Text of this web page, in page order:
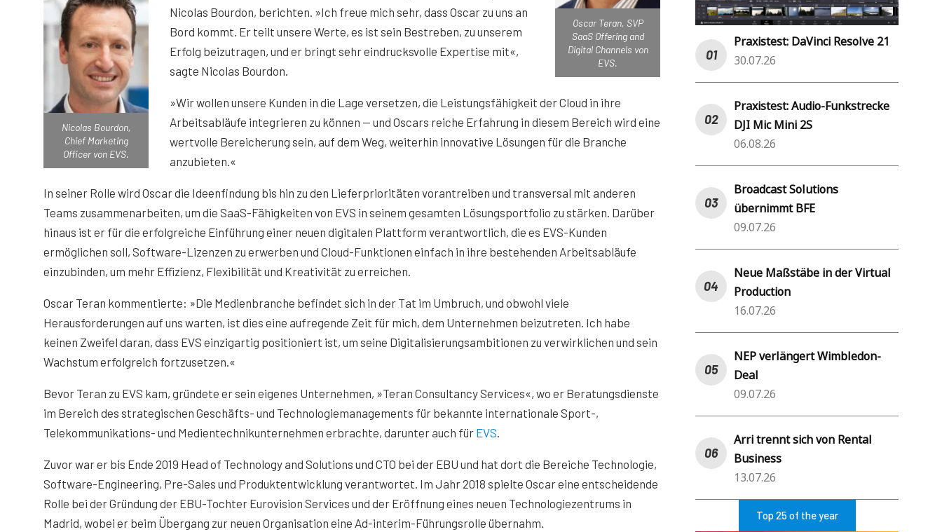
Oscar Teran, SVP
SaaS Offering and
Digital Channels von
EVS.
Nicolas Bourdon,
Chief Marketing
Officer von EVS.
Nicolas Bourdon, berichten. »Ich freue mich sehr, dass Oscar zu uns an
Bord kommt. Er teilt unsere Werte, es ist sein Bestreben, zu unserem
Erfolg beizutragen, und er bringt sehr eindrucksvolle Expertise mit«,
sagte Nicolas Bourdon.
»Wir wollen unsere Kunden in die Lage versetzen, die Leistungsfähigkeit der Cloud in ihre
Arbeitsabläufe integrieren zu können — und Oscars reiche Erfahrung in diesem Bereich wird eine
wertvolle Bereicherung sein, auf dem Weg, weiterhin innovative Lösungen für die Branche
anzubieten.«
In seiner Rolle wird Oscar die Ideenfindung bis hin zu den Lieferprioritäten vorantreiben und transversal mit anderen
Teams zusammenarbeiten, um die SaaS-Fähigkeiten von EVS in seinem gesamten Lösungsportfolio zu stärken. Darüber
hinaus ist er für die erfolgreiche Einführung einer neuen digitalen Plattform verantwortlich, die es EVS-Kunden
ermöglichen soll, Software-Lizenzen zu erwerben und Cloud-Funktionen einfach in ihre bestehenden Arbeitsabläufe
einzubinden, um mehr Effizienz, Flexibilität und Kreativität zu erreichen.
Oscar Teran kommentierte: »Die Medienbranche befindet sich in der Tat im Umbruch, und obwohl viele
Herausforderungen auf uns warten, ist dies eine aufregende Zeit für mich, dem Unternehmen beizutreten. Ich habe
keinen Zweifel daran, dass EVS einzigartig positioniert ist, um seine Digitalisierungsambitionen zu verwirklichen und sein
Wachstum erfolgreich fortzusetzen.«
Bevor Teran zu EVS kam, gründete er sein eigenes Unternehmen, »Teran Consultancy Services«, wo er Beratungsdienste
im Bereich des strategischen Geschäfts- und Technologiemanagements für bekannte internationale Sport-,
Telekommunikations- und Medientechnikunternehmen erbrachte, darunter auch für EVS.
Zuvor war er bis Ende 2019 Head of Technology and Solutions und CTO bei der EBU und hat dort die Bereiche Technologie,
Software-Engineering, Pre-Sales und Produktentwicklung verantwortet. Im Jahr 2018 spielte Oscar eine entscheidende
Rolle bei der Gründung der EBU-Tochter Eurovision Services und der Eröffnung eines neuen Technologiezentrums in
Madrid, wobei er beim Übergang zur neuen Organisation eine Ad-interim-Führungsrolle übernahm.
Praxistest: DaVinci Resolve 21
30.07.26
Praxistest: Audio-Funkstrecke
DJI Mic Mini 2S
06.08.26
Broadcast Solutions
übernimmt BFE
09.07.26
Neue Maßstäbe in der Virtual
Production
16.07.26
NEP verlängert Wimbledon-
Deal
09.07.26
Arri trennt sich von Rental
Business
13.07.26
Top 25 of the year